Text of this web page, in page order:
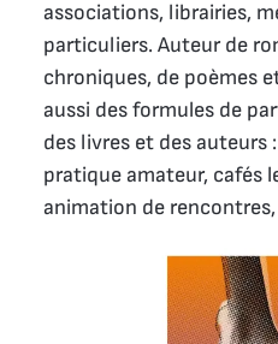
associations, librairies,
particuliers. Auteur de
chroniques, de poèmes
aussi des formules de
des livres et des auteurs
pratique amateur, cafés
animation de